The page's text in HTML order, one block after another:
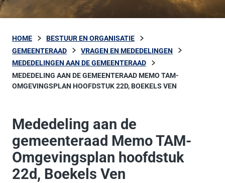
HOME
BESTUUR EN ORGANISATIE
GEMEENTERAAD
VRAGEN EN MEDEDELINGEN
MEDEDELINGEN AAN DE GEMEENTERAAD
MEDEDELING AAN DE GEMEENTERAAD MEMO TAM-
OMGEVINGSPLAN HOOFDSTUK 22D, BOEKELS VEN
Mededeling aan de
gemeenteraad Memo TAM-
Omgevingsplan hoofdstuk
22d, Boekels Ven